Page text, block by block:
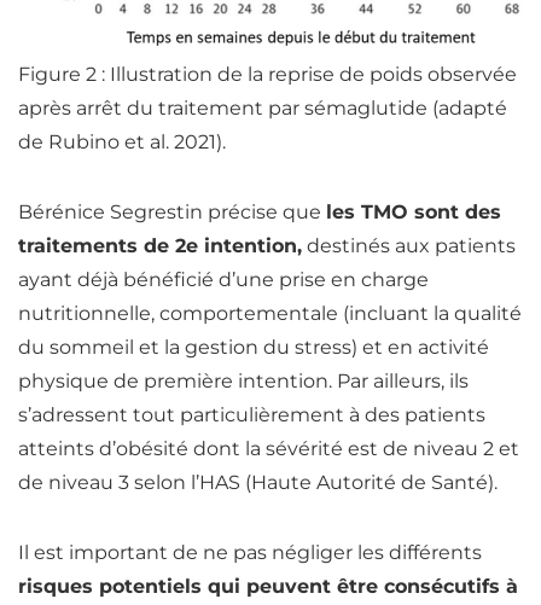
Figure 2 : Illustration de la reprise de poids observée
après arrêt du traitement par sémaglutide (adapté
de Rubino et al. 2021).
Bérénice Segrestin précise que les TMO sont des
traitements de 2e intention, destinés aux patients
ayant déjà bénéficié d’une prise en charge
nutritionnelle, comportementale (incluant la qualité
du sommeil et la gestion du stress) et en activité
physique de première intention. Par ailleurs, ils
s’adressent tout particulièrement à des patients
atteints d’obésité dont la sévérité est de niveau 2 et
de niveau 3 selon l’HAS (Haute Autorité de Santé).
Il est important de ne pas négliger les différents
risques potentiels qui peuvent être consécutifs à